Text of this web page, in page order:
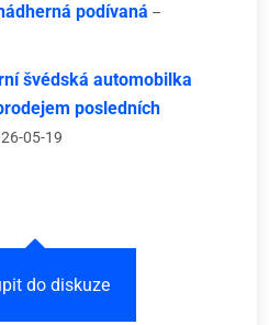
podívaná –
švédská automobilka
posledních
05-19
do diskuze